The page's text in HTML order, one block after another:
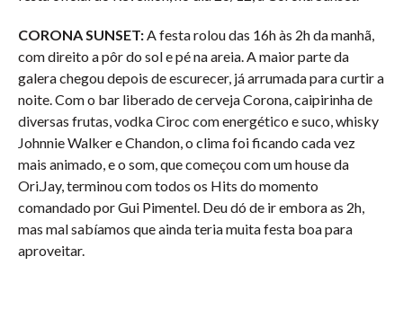
CORONA SUNSET:A festa rolou das 16h às 2h da manhã,
com direito a pôr do sol e pé na areia. A maior parte da
galera chegou depois de escurecer, já arrumada para curtir a
noite. Com o bar liberado de cerveja Corona, caipirinha de
diversas frutas, vodka Ciroc com energético e suco, whisky
Johnnie Walker e Chandon, o clima foi ficando cada vez
mais animado, e o som, que começou com um house da
Ori.Jay, terminou com todos os Hits do momento
comandado por Gui Pimentel. Deu dó de ir embora as 2h,
mas mal sabíamos que ainda teria muita festa boa para
aproveitar.